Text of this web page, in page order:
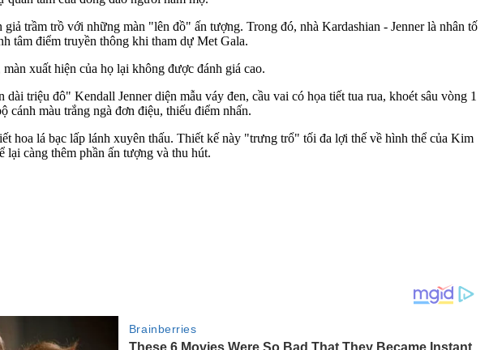
trầm trồ với những màn "lên đồ" ấn tượng. Trong đó, nhà Kardashian - Jenner là nhân tố
tâm điểm truyền thông khi tham dự Met Gala.
xuất hiện của họ lại không được đánh giá cao.
triệu đô" Kendall Jenner diện mẫu váy đen, cầu vai có họa tiết tua rua, khoét sâu vòng 1
màu trắng ngà đơn điệu, thiếu điểm nhấn.
hoa lá bạc lấp lánh xuyên thấu. Thiết kế này "trưng trổ" tối đa lợi thế về hình thể của Kim
càng thêm phần ấn tượng và thu hút.